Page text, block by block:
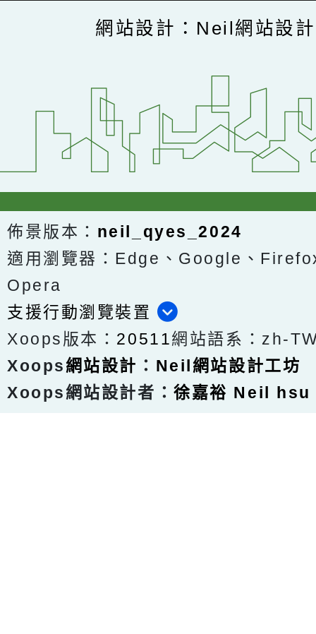
網站設計：Neil網站設
佈景版本： neil_qyes_2024
適用瀏覽器：Edge、Google、
Opera
支援行動瀏覽裝置
Xoops版本： 20511網站語系：zh-
Xoops網站設計 ： Neil網站設計工坊
Xoops網站設計者：徐嘉裕 Neil hsu